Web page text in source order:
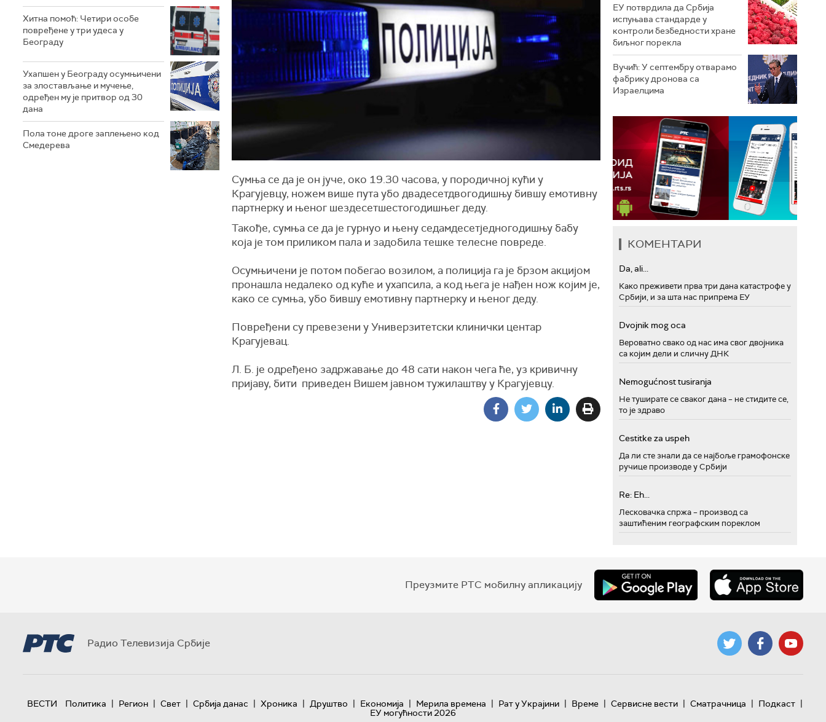
Хитна помоћ: Четири особе
повређене у три удеса у
Београду
Ухапшен у Београду осумњичени
за злостављање и мучење,
одређен му је притвор од 30
дана
Пола тоне дроге заплењено код
Смедерева
Сумња се да је он јуче, око 19.30 часова, у породичној кући у
Крагујевцу, ножем више пута убо двадесетдвогодишњу бившу емотивну
партнерку и њеног шездесетшестогодишњег деду.
Такође, сумња се да је гурнуо и њену седамдесетједногодишњу бабу
која је том приликом пала и задобила тешке телесне повреде.
Осумњичени је потом побегао возилом, а полиција га је брзом акцијом
пронашла недалеко од куће и ухапсила, а код њега је нађен нож којим је,
како се сумња, убо бившу емотивну партнерку и њеног деду.
Повређени су превезени у Универзитетски клинички центар
Крагујевац.
Л. Б. је одређено задржавање до 48 сати након чега ће, уз кривичну
пријаву, бити приведен Вишем јавном тужилаштву у Крагујевцу.
ЕУ потврдила да Србија
испуњава стандарде у
контроли безбедности хране
биљног порекла
Вучић: У септембру отварамо
фабрику дронова са
Израелцима
КОМЕНТАРИ
Da, ali...
Како преживети прва три дана катастрофе у
Србији, и за шта нас припрема ЕУ
Dvojnik mog oca
Вероватно свако од нас има свог двојника
са којим дели и сличну ДНК
Nemogućnost tusiranja
Не туширате се сваког дана – не стидите се,
то је здраво
Cestitke za uspeh
Да ли сте знали да се најбоље грамофонске
ручице производе у Србији
Re: Eh...
Лесковачка спржа – производ са
заштићеним географским пореклом
Преузмите РТС мобилну апликацију
Радио Телевизија Србије
ВЕСТИ Политика | Регион | Свет | Србија данас | Хроника | Друштво | Економија | Мерила времена | Рат у Украјини | Време | Сервисне вести | Сматрачница | Подкаст |
ЕУ могућности 2026